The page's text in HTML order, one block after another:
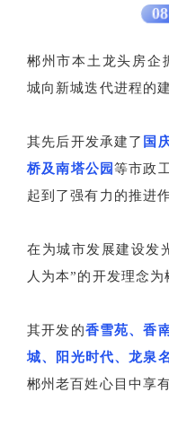
08
郴州市本土龙头房企
城向新城迭代进程的
其先后开发承建了 国
桥及南塔公园等市政
起到了强有力的推进作
在为城市发展建设发
人为本”的开发理念为
其开发的香雪苑、香
城、阳光时代、龙泉
郴州老百姓心目中享